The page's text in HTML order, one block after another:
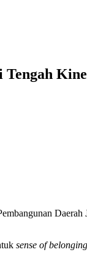
Tengah
sense of belonging